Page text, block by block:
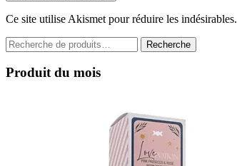
Ce site utilise Akismet pour réduire les indésirables.
Recherche
pour :
Recherche
Produit du mois